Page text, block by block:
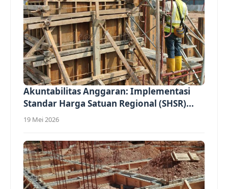
Akuntabilitas Anggaran: Implementasi
Standar Harga Satuan Regional (SHSR)...
19 Mei 2026